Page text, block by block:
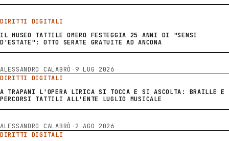
DIRITTI DIGITALI
IL MUSEO TATTILE OMERO FESTEGGIA 25 ANNI DI "SENSI
D'ESTATE": OTTO SERATE GRATUITE AD ANCONA
ALESSANDRO CALABRÒ · 9 LUG 2026
DIRITTI DIGITALI
A TRAPANI L'OPERA LIRICA SI TOCCA E SI ASCOLTA: BRAILLE E
PERCORSI TATTILI ALL'ENTE LUGLIO MUSICALE
ALESSANDRO CALABRÒ · 2 AGO 2026
DIRITTI DIGITALI